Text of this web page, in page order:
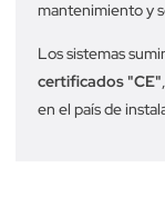
mantenimiento y
Los sistemas
certificados "CE"
en el país de